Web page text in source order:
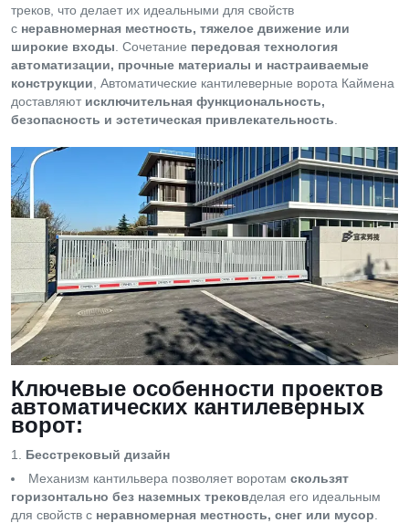
треков, что делает их идеальными для свойств
с неравномерная местность, тяжелое движение или
широкие входы . Сочетание передовая технология
автоматизации, прочные материалы и настраиваемые
конструкции , Автоматические кантилеверные ворота Каймена
доставляют исключительная функциональность,
безопасность и эстетическая привлекательность
Ключевые особенности проектов
автоматических кантилеверных
ворот:
Бесстрековый дизайн
Механизм кантильвера позволяет воротам скользят
горизонтально без наземных трековделая его идеальным
для свойств с неравномерная местность, снег или мусор